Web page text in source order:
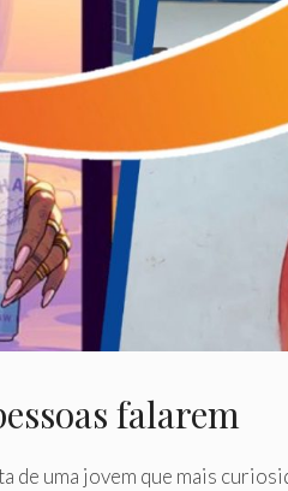
falarem
de uma jovem que mais